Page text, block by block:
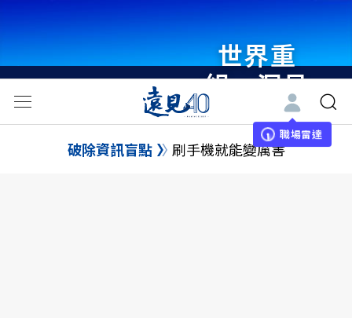
世界重
組・洞見
未來 與
世界領袖
職場雷達
破除資訊盲點 刷手機就能變厲害